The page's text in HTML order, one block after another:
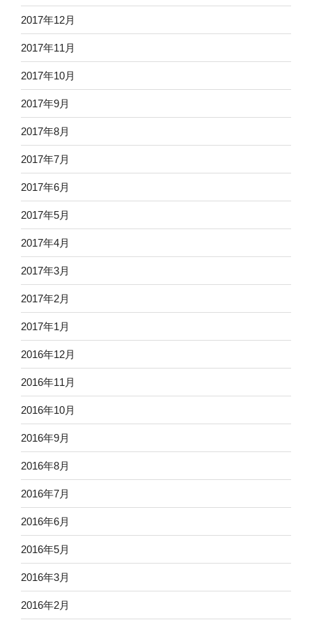
2017年12月
2017年11月
2017年10月
2017年9月
2017年8月
2017年7月
2017年6月
2017年5月
2017年4月
2017年3月
2017年2月
2017年1月
2016年12月
2016年11月
2016年10月
2016年9月
2016年8月
2016年7月
2016年6月
2016年5月
2016年3月
2016年2月